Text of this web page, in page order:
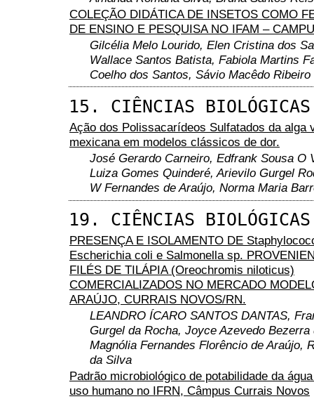
COLEÇÃO DIDÁTICA DE INSETOS COMO
DE ENSINO E PESQUISA NO IFAM –
Gilcélia Melo Lourido, Elen Cristina dos
Wallace Santos Batista, Fabiola Martins
Coelho dos Santos, Sávio Macêdo Ribeiro
15. CIÊNCIAS
Ação dos Polissacarídeos Sulfatados da alga
mexicana em modelos clássicos de dor.
José Gerardo Carneiro, Edfrank Sousa O
Luiza Gomes Quinderé, Arievilo Gurgel
W Fernandes de Araújo, Norma Maria
19. CIÊNCIAS
PRESENÇA E ISOLAMENTO DE
Escherichia coli e Salmonella sp.
FILÉS DE TILÁPIA (Oreochromis niloticus)
COMERCIALIZADOS NO MERCADO
ARAÚJO, CURRAIS NOVOS/RN.
LEANDRO ÍCARO SANTOS DANTAS,
Gurgel da Rocha, Joyce Azevedo Bezerra
Magnólia Fernandes Florêncio de Araújo,
da Silva
Padrão microbiológico de potabilidade da
uso humano no IFRN, Câmpus Currais Novos